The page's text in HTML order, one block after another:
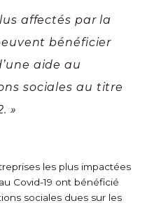
affectés par la
bénéficier
aide au
sociales au titre
»
les plus impactées
Covid-19 ont bénéficié
sociales dues sur les